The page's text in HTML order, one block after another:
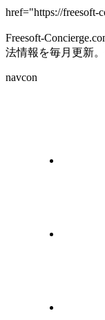
href="https://freesoft-
Freesoft-
法情報を毎月更新
navcon